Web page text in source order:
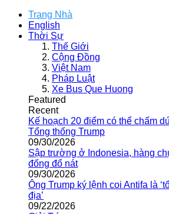
Trang Nhà
English
Thời Sự
Thế Giới
Cộng Đồng
Việt Nam
Pháp Luật
Xe Bus Que Huong
Featured
Recent
Kế hoạch 20 điểm có thể chấm
Tổng thống Trump
09/30/2026
Sập trường ở Indonesia, hàng
đống đổ nát
09/30/2026
Ông Trump ký lệnh coi Antifa là
địa’
09/22/2026